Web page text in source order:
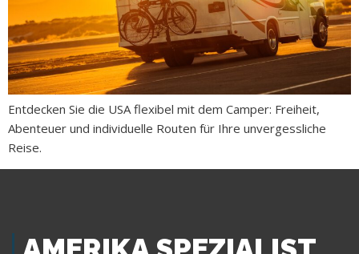
Entdecken Sie die USA flexibel mit dem Camper: Freiheit,
Abenteuer und individuelle Routen für Ihre unvergessliche
Reise.